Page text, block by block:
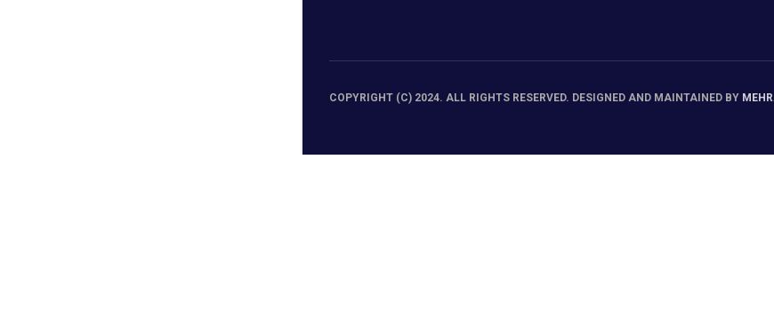
COPYRIGHT (C) 2024. ALL RIGHTS RESERVED. DESIGNED AND MAINTAINED BY